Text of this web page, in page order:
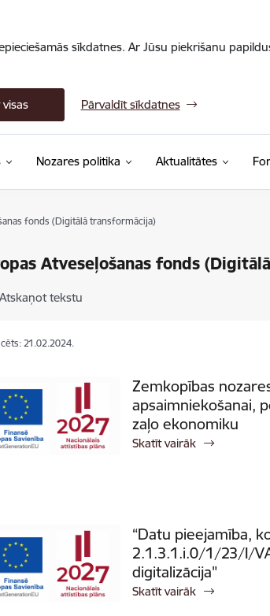
sīkdatnes. Ar Jūsu piekrišanu
Pārvaldīt sīkdatnes
Nozares politika Aktualitātes
fonds (Digitālā transformācija)
Atveseļošanas fonds
Atskaņot tekstu
21.02.2024.
Zemkopības
apsaimniekošanai,
zaļo ekonomiku
Skatīt vairāk
“Datu pieejamība,
2.1.3.1.i.0/1/23/I/
digitalizācija"
Skatīt vairāk